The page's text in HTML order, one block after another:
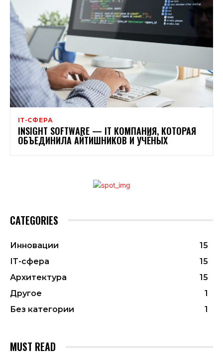
ІТ-СФЕРА
INSIGHT SOFTWARE — IТ КОМПАНИЯ, КОТОРАЯ
ОБЪЕДИНИЛА АЙТИШНИКОВ И УЧЁНЫХ
CATEGORIES
Инновации
15
ІТ-сфера
15
Архитектура
15
Другое
1
Без категории
1
MUST READ